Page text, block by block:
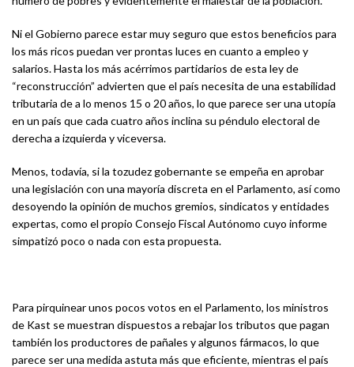
Ni el Gobierno parece estar muy seguro que estos beneficios para
los más ricos puedan ver prontas luces en cuanto a empleo y
salarios. Hasta los más acérrimos partidarios de esta ley de
“reconstrucción” advierten que el país necesita de una estabilidad
tributaria de a lo menos 15 o 20 años, lo que parece ser una utopía
en un país que cada cuatro años inclina su péndulo electoral de
derecha a izquierda y viceversa.
Menos, todavía, si la tozudez gobernante se empeña en aprobar
una legislación con una mayoría discreta en el Parlamento, así como
desoyendo la opinión de muchos gremios, sindicatos y entidades
expertas, como el propio Consejo Fiscal Autónomo cuyo informe
simpatizó poco o nada con esta propuesta.
Para pirquinear unos pocos votos en el Parlamento, los ministros
de Kast se muestran dispuestos a rebajar los tributos que pagan
también los productores de pañales y algunos fármacos, lo que
parece ser una medida astuta más que eficiente, mientras el país